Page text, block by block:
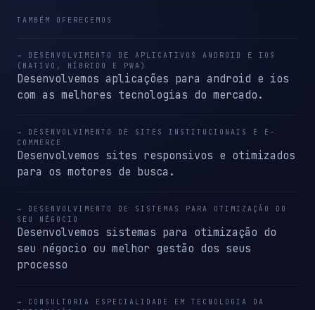
TAMBÉM OFERECEMOS
→ DESENVOLVIMENTO DE APLICATIVOS ANDROID E IOS
(NATIVO, HÍBRIDO E PWA)
Desenvolvemos aplicações para android e ios
com as melhores tecnologias do mercado.
→ DESENVOLVIMENTO DE SITES INSTITUCIONAIS E E-
COMMERCE
Desenvolvemos sites responsivos e otimizados
para os motores de busca.
→ DESENVOLVIMENTO DE SISTEMAS PARA OTIMIZAÇÃO DO
SEU NÉGOCIO
Desenvolvemos sistemas para otimização do
seu négocio ou melhor gestão dos seus
processo
→ CONSULTORIA ESPECIALIDADE EM TECNOLOGIA DA